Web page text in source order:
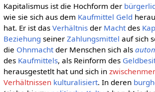
Kapitalismus ist die Hochform der
wie sie sich aus dem Kaufmittel Geld
hat. Er ist das Verhältnisder Machtdes
Beziehung seiner Zahlungsmittel auf sich
die Ohnmachtder Menschen sich als
des Kaufmittels, als Reinform des
herausgestetlt hat und sich in
Verhältnissen kulturalisiert. In deren